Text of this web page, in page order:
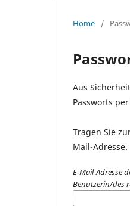
Home /
Aus
Passworts
Tragen Sie
Mail-Adresse.
E-Mail-Adresse
Benutzerin/des